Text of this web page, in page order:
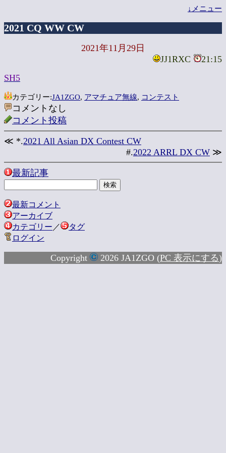
↓メニュー
2021 CQ WW CW
2021年11月29日
JJ1RXC
21:15
SH5
カテゴリー:JA1ZGO, アマチュア無線, コンテスト
コメントなし
コメント投稿
≪ *.2021 All Asian DX Contest CW
#.2022 ARRL DX CW ≫
最新記事
最新コメント
アーカイブ
カテゴリー ／
タグ
ログイン
Copyright 2026 JA1ZGO (PC 表示にする)